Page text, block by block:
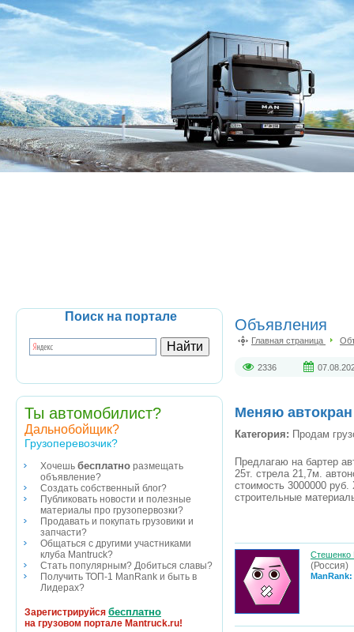
Поиск на портале
Ты автомобилист?
Дальнобойщик?
Грузоперевозчик?
Хочешь бесплатно размещать
объявление?
Создать собственный блог?
Публиковать новости и полезные
материалы про грузопервозки?
Продавать и покупать грузовики и
запчасти?
Общаться с другими участниками
клуба Mantruck?
Стать популярным? Добиться славы?
Получить ТОП-1 ManRank и быть в
Лидерах?
Зарегистрируйся бесплатно
на грузовом портале Mantruck.ru!
Объявления
Главная страница
2336
Меняю автокран
Категория: Продам
Предлагаю на бартер
25т. стрела 21,7м.
стоимость 3000000
строительные
Стешенко
(Россия)